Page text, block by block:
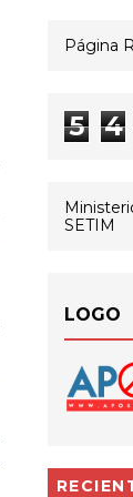
Página
5 4
SETIM
LOGO